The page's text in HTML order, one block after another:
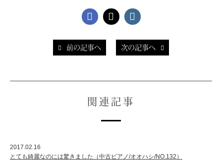
前の記事へ 次の記事へ
関連記事
2017.02.16
とても綺麗なのには驚きました（中古ピアノ/オオハシ/NO.132）